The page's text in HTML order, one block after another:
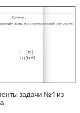
задачи №4 из